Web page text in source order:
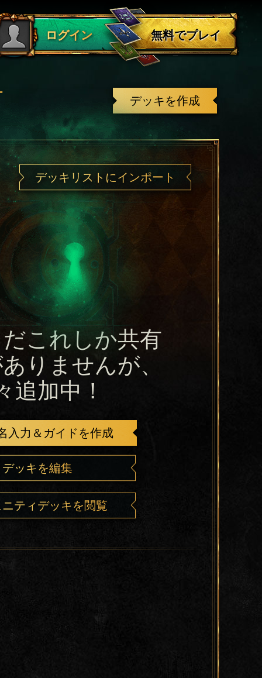
ログイン
ログアウト
無料でプレイ
デッキを作成
デッキリストにインポート
これしか共有
りませんが、
追加中！
入力＆ガイドを作成
デッキを編集
ティデッキを閲覧